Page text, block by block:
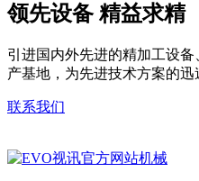
领先设备 精益求精
引进国内外先进的精加工设
产基地，为先进技术方案的迅
联系我们